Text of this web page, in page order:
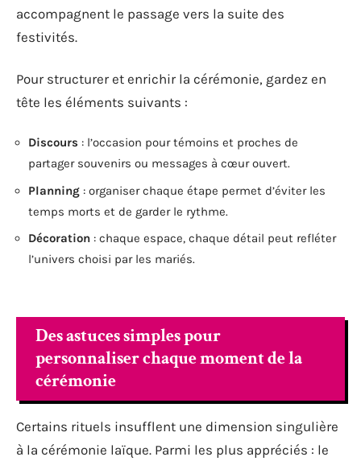
accompagnent le passage vers la suite des
festivités.
Pour structurer et enrichir la cérémonie, gardez en
tête les éléments suivants :
Discours : l’occasion pour témoins et proches de
partager souvenirs ou messages à cœur ouvert.
Planning : organiser chaque étape permet d’éviter les
temps morts et de garder le rythme.
Décoration : chaque espace, chaque détail peut refléter
l’univers choisi par les mariés.
Des astuces simples pour
personnaliser chaque moment de la
cérémonie
Certains rituels insufflent une dimension singulière
à la cérémonie laïque. Parmi les plus appréciés : le